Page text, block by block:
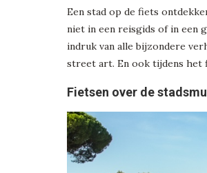
Een stad op de fiets
niet in een reisgids of in een
indruk van alle bijzondere
street art. En ook tijdens het
Fietsen over de